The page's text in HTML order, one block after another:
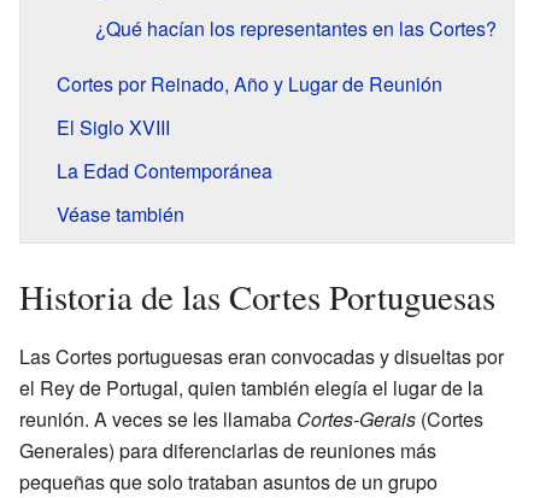
¿Qué hacían los representantes en las Cortes?
Cortes por Reinado, Año y Lugar de Reunión
El Siglo XVIII
La Edad Contemporánea
Véase también
Historia de las Cortes Portuguesas
Las Cortes portuguesas eran convocadas y disueltas por
el Rey de Portugal, quien también elegía el lugar de la
reunión. A veces se les llamaba Cortes-Gerais (Cortes
Generales) para diferenciarlas de reuniones más
pequeñas que solo trataban asuntos de un grupo